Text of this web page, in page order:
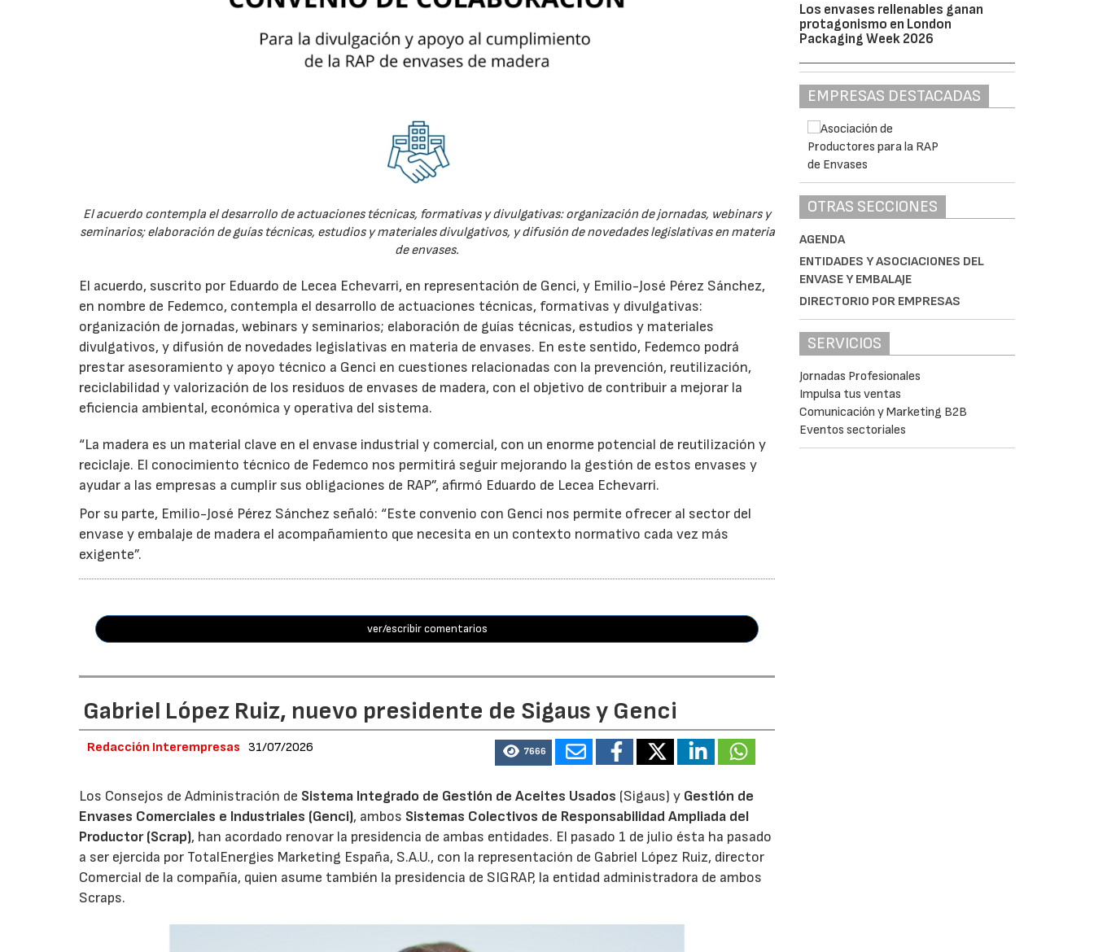
El acuerdo contempla el desarrollo de actuaciones técnicas, formativas y divulgativas: organización de jornadas, webinars y
seminarios; elaboración de guías técnicas, estudios y materiales divulgativos, y difusión de novedades legislativas en materia
de envases.
El acuerdo, suscrito por Eduardo de Lecea Echevarri, en representación de Genci, y Emilio-José Pérez Sánchez,
en nombre de Fedemco, contempla el desarrollo de actuaciones técnicas, formativas y divulgativas:
organización de jornadas, webinars y seminarios; elaboración de guías técnicas, estudios y materiales
divulgativos, y difusión de novedades legislativas en materia de envases. En este sentido, Fedemco podrá
prestar asesoramiento y apoyo técnico a Genci en cuestiones relacionadas con la prevención, reutilización,
reciclabilidad y valorización de los residuos de envases de madera, con el objetivo de contribuir a mejorar la
eficiencia ambiental, económica y operativa del sistema.
“La madera es un material clave en el envase industrial y comercial, con un enorme potencial de reutilización y
reciclaje. El conocimiento técnico de Fedemco nos permitirá seguir mejorando la gestión de estos envases y
ayudar a las empresas a cumplir sus obligaciones de RAP”, afirmó Eduardo de Lecea Echevarri.
Por su parte, Emilio-José Pérez Sánchez señaló: “Este convenio con Genci nos permite ofrecer al sector del
envase y embalaje de madera el acompañamiento que necesita en un contexto normativo cada vez más
exigente”.
ver/escribir comentarios
Gabriel López Ruiz, nuevo presidente de Sigaus y Genci
Redacción Interempresas 31/07/2026 7666
Los Consejos de Administración de Sistema Integrado de Gestión de Aceites Usados (Sigaus) y Gestión de
Envases Comerciales e Industriales (Genci), ambos Sistemas Colectivos de Responsabilidad Ampliada del
Productor (Scrap), han acordado renovar la presidencia de ambas entidades. El pasado 1 de julio ésta ha pasado
a ser ejercida por TotalEnergies Marketing España, S.A.U., con la representación de Gabriel López Ruiz, director
Comercial de la compañía, quien asume también la presidencia de SIGRAP, la entidad administradora de ambos
Scraps.
Los envases rellenables ganan
protagonismo en London
Packaging Week 2026
EMPRESAS DESTACADAS
OTRAS SECCIONES
AGENDA
ENTIDADES Y ASOCIACIONES DEL
ENVASE Y EMBALAJE
DIRECTORIO POR EMPRESAS
SERVICIOS
Jornadas Profesionales
Impulsa tus ventas
Comunicación y Marketing B2B
Eventos sectoriales